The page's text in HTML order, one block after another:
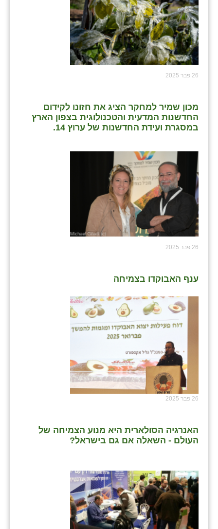
26 פבר 2025
מכון שמיר למחקר הציג את חזונו לקידום
החדשנות המדעית והטכנולוגית בצפון הארץ
במסגרת ועידת החדשנות של ערוץ 14.
26 פבר 2025
ענף האבוקדו בצמיחה
26 פבר 2025
האנרגיה הסולארית היא מנוע הצמיחה של
העולם - השאלה אם גם בישראל?